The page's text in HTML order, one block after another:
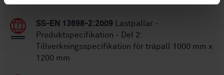
SS-EN 13698-2:2009 Lastpallar -
Produktspecifikation - Del 2:
Tillverkningsspecifikation för träpall 1000 mm x
1200 mm